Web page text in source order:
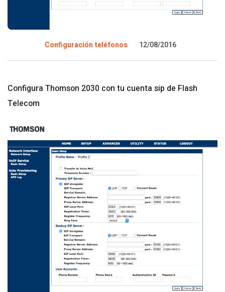
Configuración teléfonos 12/08/2016
Configura Thomson 2030 con tu cuenta sip de Flash
Telecom